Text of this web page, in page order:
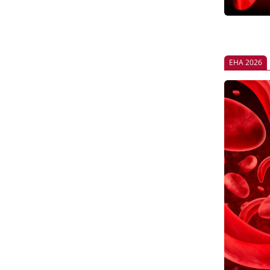
EHA 2026